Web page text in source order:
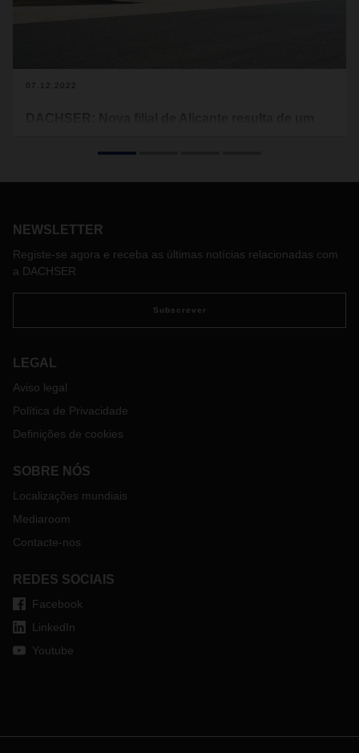
07.12.2022
de 2023, irá receber as operações, assim como os cerca de
NEWSLETTER
Registe-se agora e receba as últimas notícias relacionadas com
a DACHSER
Subscrever
LEGAL
Aviso legal
Política de Privacidade
Definições de cookies
SOBRE NÓS
Localizações mundiais
Mediaroom
Contacte-nos
REDES SOCIAIS
Facebook
LinkedIn
Youtube